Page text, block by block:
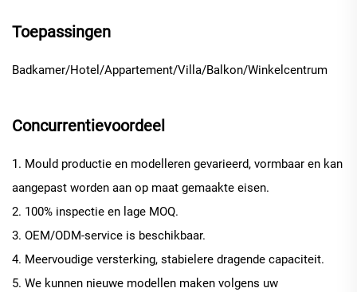
Toepassingen
Badkamer/Hotel/Appartement/Villa/Balkon/Winkelcentrum
Concurrentievoordeel
1. Mould productie en modelleren gevarieerd, vormbaar en kan
aangepast worden aan op maat gemaakte eisen.
2. 100% inspectie en lage MOQ.
3. OEM/ODM-service is beschikbaar.
4. Meervoudige versterking, stabielere dragende capaciteit.
5. We kunnen nieuwe modellen maken volgens uw